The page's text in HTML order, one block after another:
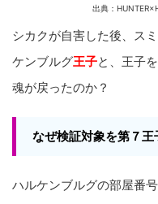
出典：
シカクが自害した後、ス
ケンブルグ王子と、王子
魂が戻ったのか？
なぜ検証対象を第７王
ハルケンブルグの部屋番